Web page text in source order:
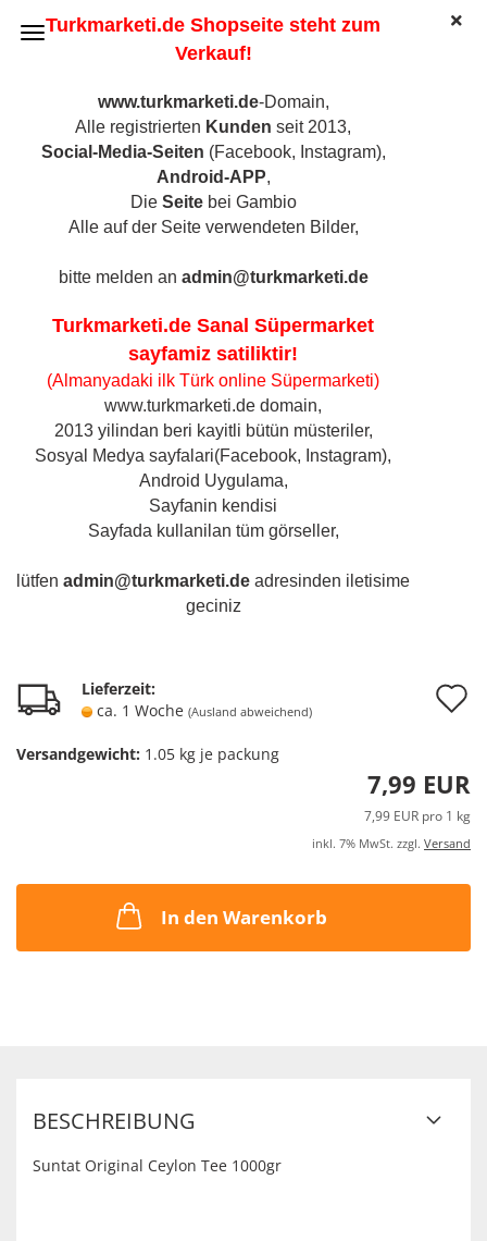
Turkmarketi.de Shopseite steht zum
Verkauf!
www.turkmarketi.de-Domain,
Alle registrierten Kunden seit 2013,
Social-Media-Seiten (Facebook, Instagram),
Android-APP,
Die Seitebei Gambio
Alle auf der Seite verwendeten Bilder,
bitte melden an admin@turkmarketi.de
Turkmarketi.de Sanal Süpermarket
sayfamiz satiliktir!
(Almanyadaki ilk Türk online Süpermarketi)
www.turkmarketi.de domain,
2013 yilindan beri kayitli bütün müsteriler,
Sosyal Medya sayfalari(Facebook, Instagram),
Android Uygulama,
Sayfanin kendisi
Sayfada kullanilan tüm görseller,
lütfen admin@turkmarketi.de adresinden iletisime
geciniz
Suntat Original Ceylon Tee ,1kg
Lieferzeit:
ca. 1 Woche (Ausland abweichend)
Versandgewicht: 1.05 kg je packung
7,99 EUR
7,99 EUR pro 1 kg
inkl. 7% MwSt. zzgl. Versand
In den Warenkorb
BESCHREIBUNG
Suntat Original Ceylon Tee 1000gr